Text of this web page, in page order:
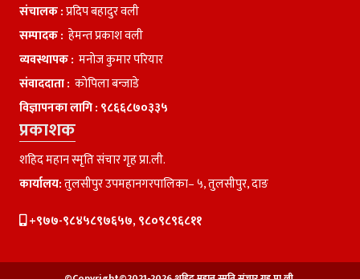
संचालक :प्रदिप बहादुर वली
सम्पादक : हेमन्त प्रकाश वली
व्यवस्थापक : मनाेज कुमार परियार
संवाददाता : काेपिला बन्जाडे
विज्ञापनका लागि : ९८६६८७०३३५
प्रकाशक
शहिद महान स्मृति संचार गृह प्रा.ली.
कार्यालय:तुलसीपुर उपमहानगरपालिका– ५, तुलसीपुर, दाङ
+९७७-९८४५८९७६५७, ९८०९८९६८११